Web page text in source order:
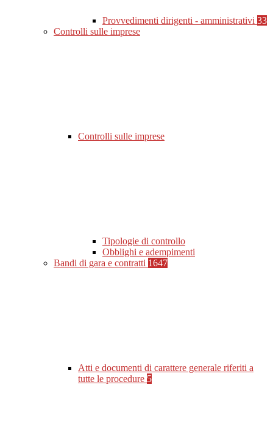
Provvedimenti dirigenti - amministrativi 33
Controlli sulle imprese
Controlli sulle imprese
Tipologie di controllo
Obblighi e adempimenti
Bandi di gara e contratti 1647
Atti e documenti di carattere generale riferiti a
tutte le procedure 5